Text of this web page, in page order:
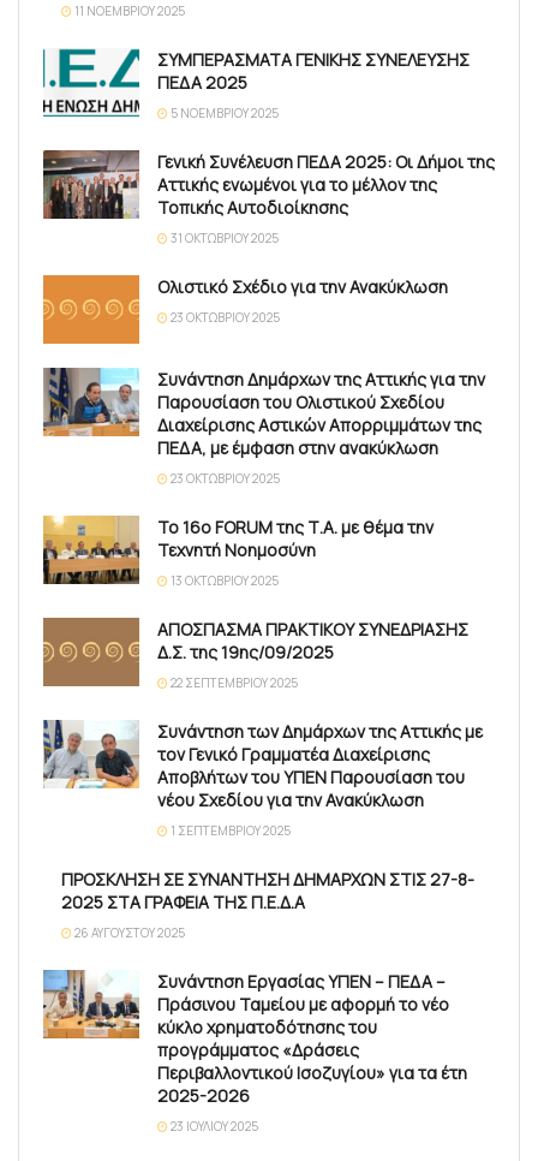
11 ΝΟΕΜΒΡΊΟΥ 2025
ΣΥΜΠΕΡΑΣΜΑΤΑ ΓΕΝΙΚΗΣ ΣΥΝΕΛΕΥΣΗΣ
ΠΕΔΑ 2025
5 ΝΟΕΜΒΡΊΟΥ 2025
Γενική Συνέλευση ΠΕΔΑ 2025: Οι Δήμοι της
Αττικής ενωμένοι για το μέλλον της
Τοπικής Αυτοδιοίκησης
31 ΟΚΤΩΒΡΊΟΥ 2025
Ολιστικό Σχέδιο για την Ανακύκλωση
23 ΟΚΤΩΒΡΊΟΥ 2025
Συνάντηση Δημάρχων της Αττικής για την
Παρουσίαση του Ολιστικού Σχεδίου
Διαχείρισης Αστικών Απορριμμάτων της
ΠΕΔΑ, με έμφαση στην ανακύκλωση
23 ΟΚΤΩΒΡΊΟΥ 2025
Το 16ο FORUM της Τ.Α. με θέμα την
Τεχνητή Νοημοσύνη
13 ΟΚΤΩΒΡΊΟΥ 2025
ΑΠΟΣΠΑΣΜΑ ΠΡΑΚΤΙΚΟΥ ΣΥΝΕΔΡΙΑΣΗΣ
Δ.Σ. της 19ης/09/2025
22 ΣΕΠΤΕΜΒΡΊΟΥ 2025
Συνάντηση των Δημάρχων της Αττικής με
τον Γενικό Γραμματέα Διαχείρισης
Αποβλήτων του ΥΠΕΝ Παρουσίαση του
νέου Σχεδίου για την Ανακύκλωση
1 ΣΕΠΤΕΜΒΡΊΟΥ 2025
ΠΡΟΣΚΛΗΣΗ ΣΕ ΣΥΝΑΝΤΗΣΗ ΔΗΜΑΡΧΩΝ ΣΤΙΣ 27-8-
2025 ΣΤΑ ΓΡΑΦΕΙΑ ΤΗΣ Π.Ε.Δ.Α
26 ΑΥΓΟΎΣΤΟΥ 2025
Συνάντηση Εργασίας ΥΠΕΝ – ΠΕΔΑ –
Πράσινου Ταμείου με αφορμή το νέο
κύκλο χρηματοδότησης του
προγράμματος «Δράσεις
Περιβαλλοντικού Ισοζυγίου» για τα έτη
2025-2026
23 ΙΟΥΛΊΟΥ 2025